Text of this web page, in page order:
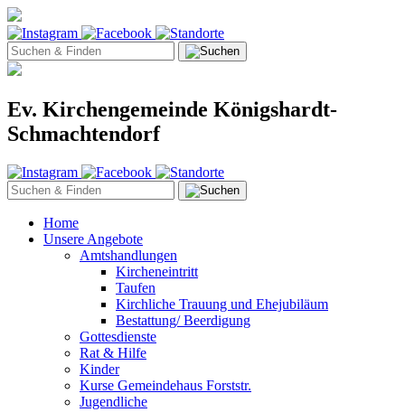
Ev. Kirchengemeinde Königshardt-
Schmachtendorf
Home
Unsere Angebote
Amtshandlungen
Kircheneintritt
Taufen
Kirchliche Trauung und Ehejubiläum
Bestattung/ Beerdigung
Gottesdienste
Rat & Hilfe
Kinder
Kurse Gemeindehaus Forststr.
Jugendliche